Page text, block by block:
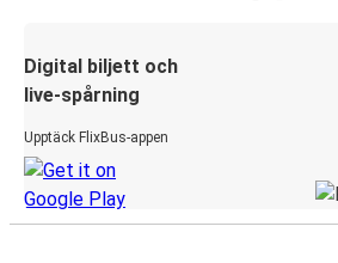
Digital biljett och
live-spårning
Upptäck FlixBus-appen